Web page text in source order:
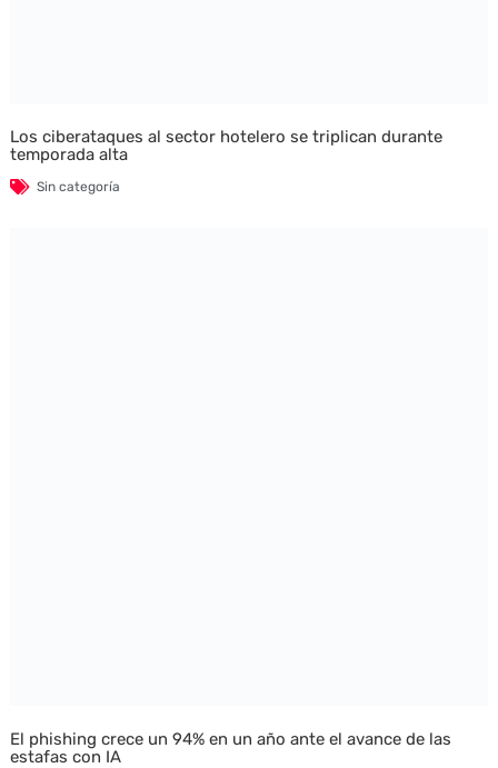
Los ciberataques al sector hotelero se triplican durante
temporada alta
Sin categoría
El phishing crece un 94% en un año ante el avance de las
estafas con IA